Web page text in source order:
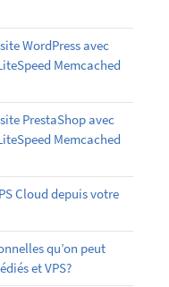
WordPress avec
Memcached
PrestaShop avec
Memcached
Cloud depuis votre
qu’on peut
et VPS?